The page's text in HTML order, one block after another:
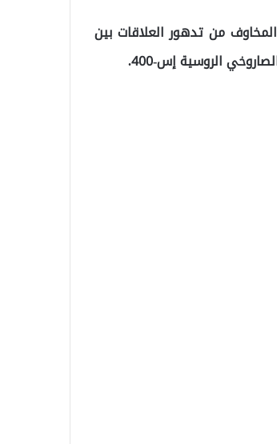
من تدهور العلاقات بين
الروسية إس-400.